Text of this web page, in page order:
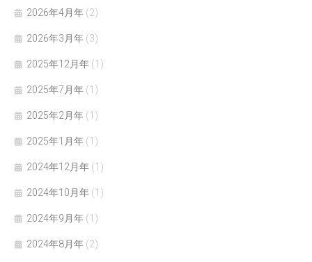
2026年4月年 (2)
2026年3月年 (3)
2025年12月年 (1)
2025年7月年 (1)
2025年2月年 (1)
2025年1月年 (1)
2024年12月年 (1)
2024年10月年 (1)
2024年9月年 (1)
2024年8月年 (2)